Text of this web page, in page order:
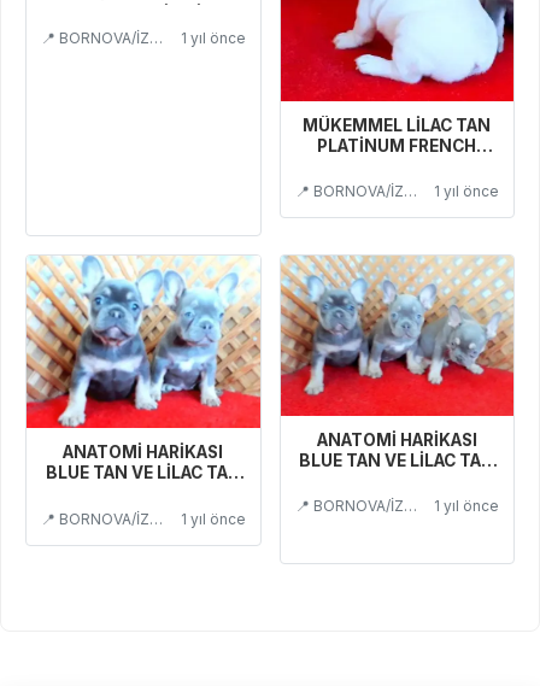
📍 BORNOVA/İZMİR 1 yıl önce
MÜKEMMEL LİLAC TAN
PLATİNUM FRENCH
📍 BORNOVA/İZMİR 1 yıl önce
ANATOMİ HARİKASI
BLUE TAN VE LİLAC TAN
İZMİR.
📍 BORNOVA/İZMİR 1 yıl önce
ANATOMİ HARİKASI
BLUE TAN VE LİLAC TAN
İZMİR,
📍 BORNOVA/İZMİR 1 yıl önce